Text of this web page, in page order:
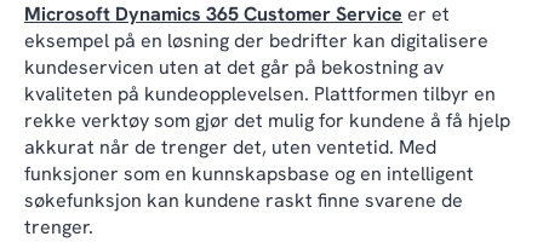
Microsoft Dynamics 365 Customer Service er et
eksempel på en løsning der bedrifter kan digitalisere
kundeservicen uten at det går på bekostning av
kvaliteten på kundeopplevelsen. Plattformen tilbyr en
rekke verktøy som gjør det mulig for kundene å få hjelp
akkurat når de trenger det, uten ventetid. Med
funksjoner som en kunnskapsbase og en intelligent
søkefunksjon kan kundene raskt finne svarene de
trenger.